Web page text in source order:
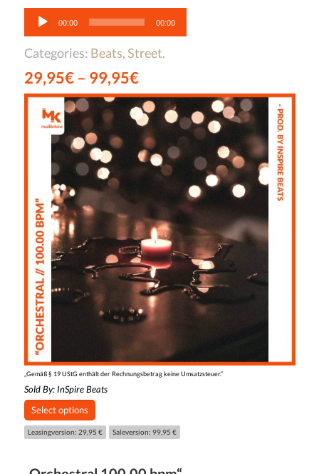
Audio-
Player
00:00 00:00
Categories: Beats,Street.
29,95€– 99,95€
„Gemäß § 19 UStG enthält der Rechnungsbetrag keine Umsatzsteuer.“
Sold By: InSpire Beats
Select options
Leasingversion: 29,95 € Saleversion: 99,95 €